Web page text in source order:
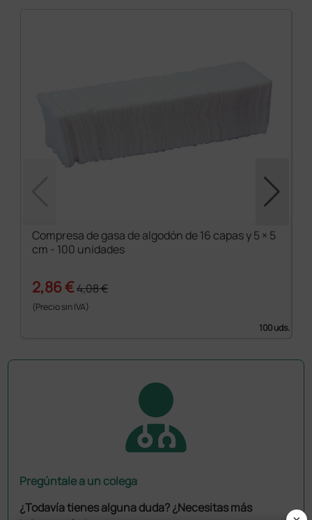
Compresa de gasa de algodón de 16 capas y 5 × 5
cm - 100 unidades
2,86 €4,08 €
(Precio sin IVA)
100 uds.
Pregúntale a un colega
¿Todavía tienes alguna duda? ¿Necesitas más